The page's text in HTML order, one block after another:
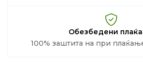
Обезбедени
100% заштита на при